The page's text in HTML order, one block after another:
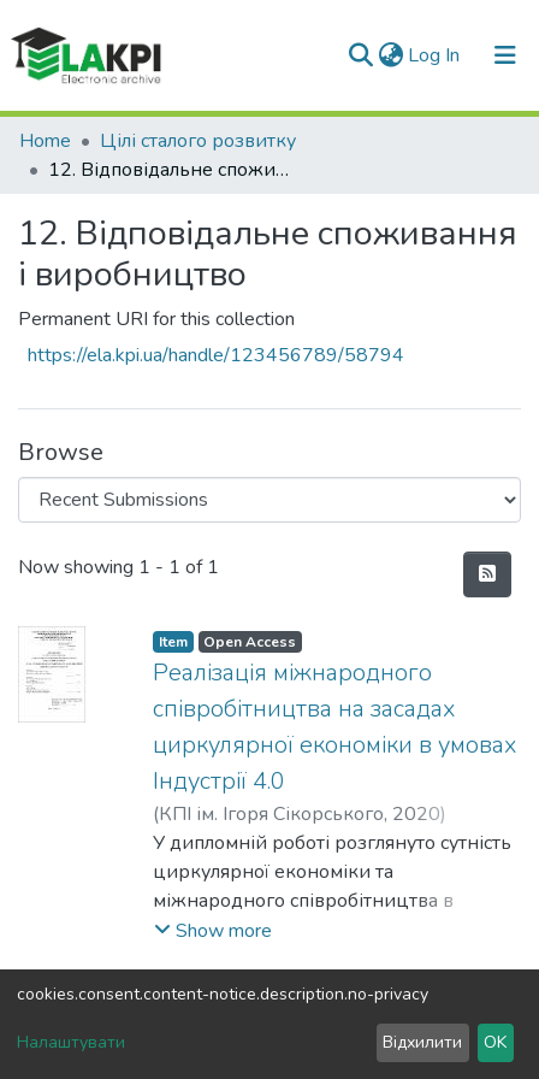
Log In (current)
Communities & Collections
All of DSpace
Statistics
Home
Цілі сталого розвитку
12. Відповідальне споживання і виробництво
12. Відповідальне споживання
і виробництво
Permanent URI for this collection
https://ela.kpi.ua/handle/123456789/58794
Browse
Recent Submissions
Now showing 1 - 1 of 1
Item Open Access
Реалізація міжнародного
співробітництва на засадах
циркулярної економіки в умовах
Індустрії 4.0
(КПІ ім. Ігоря Сікорського, 2020)
Хмілевська, Анастасія Олександрівна;
Войтко, Сергій Васильович
У дипломній роботі розглянуто сутність
циркулярної економіки та
міжнародного співробітництва в
умовах Індустрії 4.0. Подано 30
економіка», доведено взаємозв’язок
Індустрією 4.0 та Цілями сталого
Show more
DSpace software copyright © 2002-2026LYRASIS
Send Feedback
cookies.consent.content-notice.description.no-privacy
Налаштувати Відхилити OK